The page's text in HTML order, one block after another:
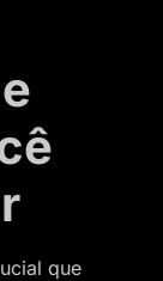
que